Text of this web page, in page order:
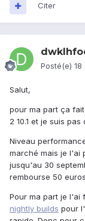
Citer
Posté(e) 18
Salut,
pour ma part ça
2 10.1 et je suis pas
Niveau
marché mais je l'ai
jusqu'au 30
rembourse 50
Pour ma part je l'ai
nightly builds pour